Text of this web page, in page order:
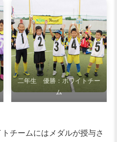
二年生 優勝：ホワイトチー
ム
チームにはメダルが授与さ